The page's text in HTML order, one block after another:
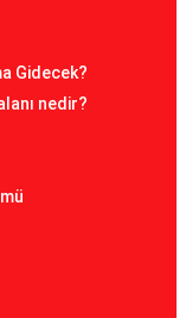
Gidecek?
nedir?